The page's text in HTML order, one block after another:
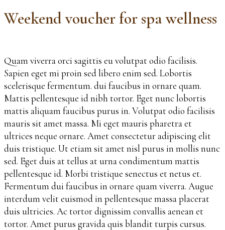
Weekend voucher for spa wellness
Quam viverra orci sagittis eu volutpat odio facilisis.
Sapien eget mi proin sed libero enim sed. Lobortis
scelerisque fermentum. dui faucibus in ornare quam.
Mattis pellentesque id nibh tortor. Eget nunc lobortis
mattis aliquam faucibus purus in. Volutpat odio facilisis
mauris sit amet massa. Mi eget mauris pharetra et
ultrices neque ornare. Amet consectetur adipiscing elit
duis tristique. Ut etiam sit amet nisl purus in mollis nunc
sed. Eget duis at tellus at urna condimentum mattis
pellentesque id. Morbi tristique senectus et netus et.
Fermentum dui faucibus in ornare quam viverra. Augue
interdum velit euismod in pellentesque massa placerat
duis ultricies. Ac tortor dignissim convallis aenean et
tortor. Amet purus gravida quis blandit turpis cursus.